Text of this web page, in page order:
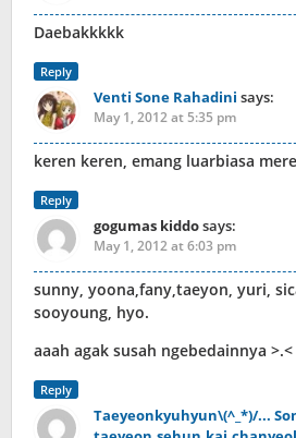
Daebakkkkk
Reply
Venti Sone Rahadini says:
May 1, 2012 at 5:35 pm
keren keren, emang luarbiasa
Reply
gogumas kiddosays:
May 1, 2012 at 6:03 pm
sunny, yoona,fany,taeyon, yuri,
sooyoung, hyo.
aaah agak susah ngebedainnya >.<
Reply
Taeyeonkyuhyun\(^_*)/...